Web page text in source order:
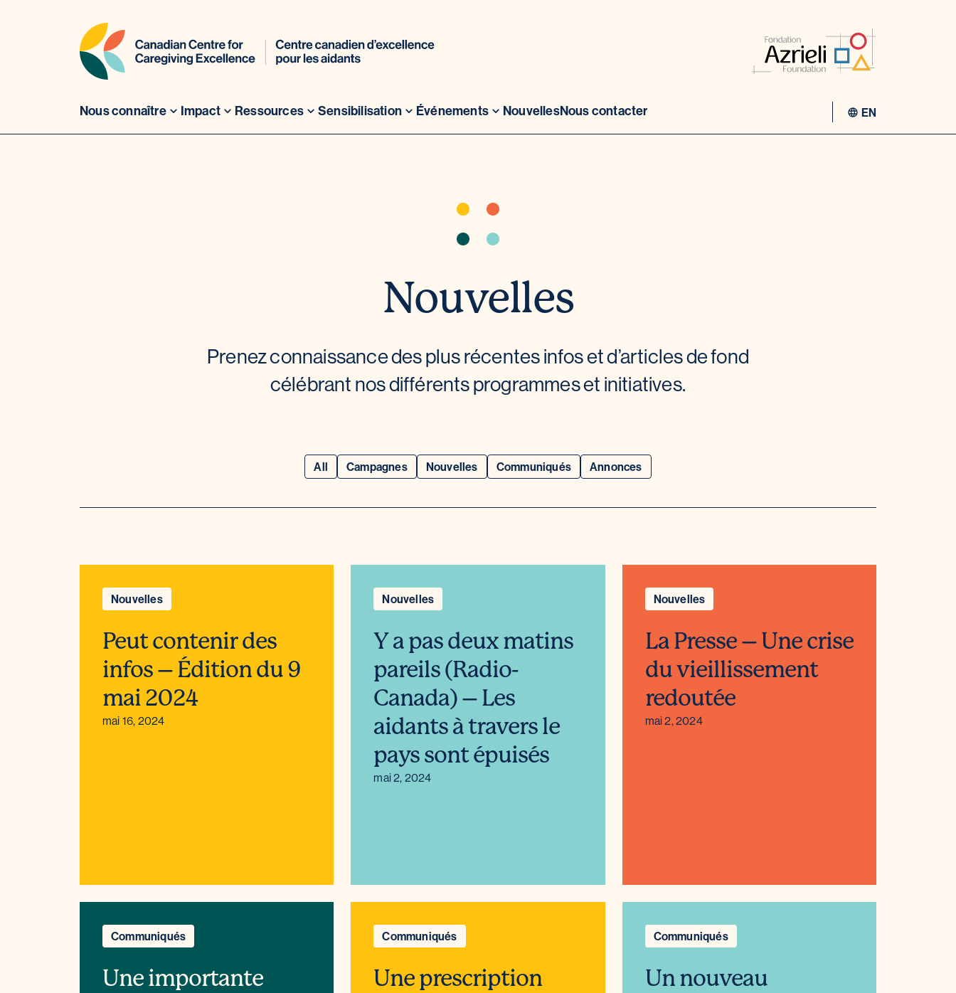
Nous connaître Impact Ressources Sensibilisation Événements NouvellesNous contacter EN
Nouvelles
Prenez connaissance des plus récentes infos et d’articles de fond
célébrant nos différents programmes et initiatives.
All Campagnes Nouvelles Communiqués Annonces
Nouvelles
Peut contenir des
infos – Édition du 9
mai 2024
mai 16, 2024
Nouvelles
Y a pas deux matins
pareils (Radio-
Canada) – Les
aidants à travers le
pays sont épuisés
mai 2, 2024
Nouvelles
La Presse – Une crise
du vieillissement
redoutée
mai 2, 2024
Communiqués
Une importante
Communiqués
Une prescription
Communiqués
Un nouveau